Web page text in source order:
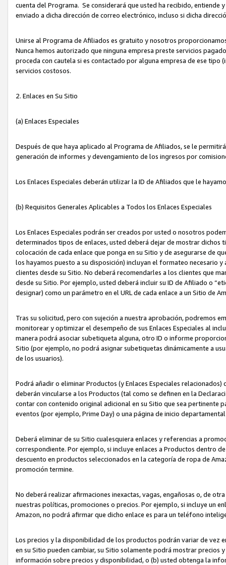
cuenta del Programa. Se considerará que usted ha recibido, entiende
enviado a dicha dirección de correo electrónico, incluso si dicha
Unirse al Programa de Afiliados es gratuito y nosotros
Nunca hemos autorizado que ninguna empresa preste servicios
proceda con cautela si es contactado por alguna empresa de ese
servicios costosos.
2. Enlaces en Su Sitio
(a) Enlaces Especiales
Después de que haya aplicado al Programa de Afiliados, se le
generación de informes y devengamiento de los ingresos por
Los Enlaces Especiales deberán utilizar la ID de Afiliados que le
(b) Requisitos Generales Aplicables a Todos los Enlaces Especiales
Los Enlaces Especiales podrán ser creados por usted o nosotros
determinados tipos de enlaces, usted deberá dejar de mostrar dichos
colocación de cada enlace que ponga en su Sitio y de asegurarse de
los hayamos puesto a su disposición) incluyan el formateo necesario
clientes desde su Sitio. No deberá recomendarles a los clientes que
desde su Sitio. Por ejemplo, usted deberá incluir su ID de Afiliado o
designar) como un parámetro en el URL de cada enlace a un Sitio de
Tras su solicitud, pero con sujeción a nuestra aprobación, podremos
monitorear y optimizar el desempeño de sus Enlaces Especiales al
manera podrá asociar subetiqueta alguna, otro ID o informe
Sitio (por ejemplo, no podrá asignar subetiquetas dinámicamente a
de los usuarios).
Podrá añadir o eliminar Productos (y Enlaces Especiales
deberán vincularse a los Productos (tal como se definen en la
contar con contenido original adicional en su Sitio que sea pertinente
eventos (por ejemplo, Prime Day) o una página de inicio
Deberá eliminar de su Sitio cualesquiera enlaces y referencias a
correspondiente. Por ejemplo, si incluye enlaces a Productos dentro
descuento en productos seleccionados en la categoría de ropa de
promoción termine.
No deberá realizar afirmaciones inexactas, vagas, engañosas o, de
nuestras políticas, promociones o precios. Por ejemplo, si incluye un
Amazon, no podrá afirmar que dicho enlace es para un teléfono
Los precios y la disponibilidad de los productos podrán variar de vez
en su Sitio pueden cambiar, su Sitio solamente podrá mostrar
información sobre precios y disponibilidad, o (b) usted obtenga la